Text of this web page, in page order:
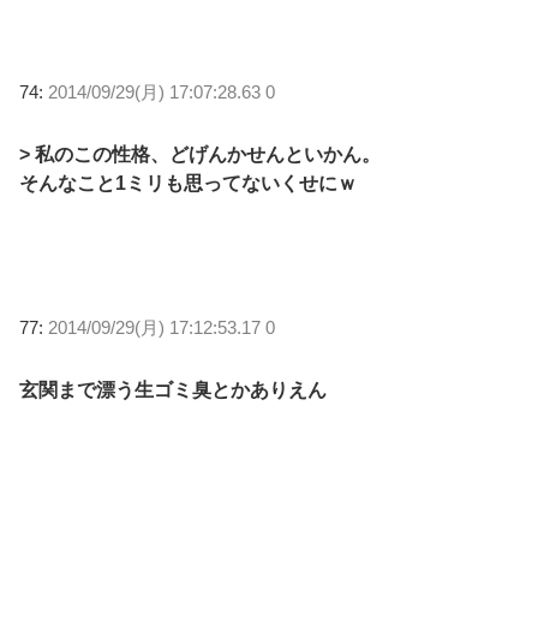
74: 2014/09/29(月) 17:07:28.63 0
> 私のこの性格、どげんかせんといかん。
そんなこと1ミリも思ってないくせにｗ
77: 2014/09/29(月) 17:12:53.17 0
玄関まで漂う生ゴミ臭とかありえん